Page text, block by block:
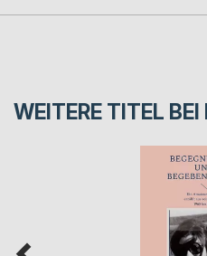
WEITERE TITEL BEI